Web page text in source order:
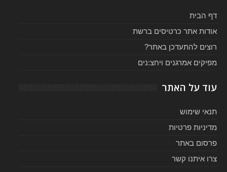
דף הבית
אודות אתר כרטיסים ברשת
רוצים להתעדכן באתר?
מפיקים אמרגנים ויחצ:נים
עוד על האתר
תנאי שימוש
מדיניות פרטיות
פרסום באתר
צרו איתנו קשר